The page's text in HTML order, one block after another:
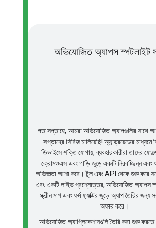
অভিযোজিত অ্যাপস স্পটলাইট
গত সপ্তাহে, আমরা অভিযোজিত অ্যাপগুলির সাথে
সপ্তাহের সিরিজ চালিয়েছি! অ্যান্ড্রয়েডের মাধ্যমে
ডিভাইসে শক্তি যোগায়, ব্যবহারকারীরা তাদের
ক্রোমওএস এবং গাড়ি জুড়ে একটি নিরবচ্ছিন্ন এবং
অভিজ্ঞতা আশা করে। টুল এবং API থেকে শুরু করে
এবং একটি লাইভ প্রশ্নোত্তর, অভিযোজিত অ্যাপস
স্ক্রীন মাপ এবং ফর্ম ফ্যাক্টর জুড়ে অ্যাপ তৈরির জন্য
অফার করে।
অভিযোজিত অ্যাপ্লিকেশানগুলি তৈরি করা শুরু